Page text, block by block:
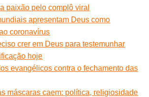
paixão pelo complô viral
apresentam Deus como
coronavírus
crer em Deus para testemunhar
hoje
evangélicos contra o fechamento das
máscaras caem: política, religiosidade